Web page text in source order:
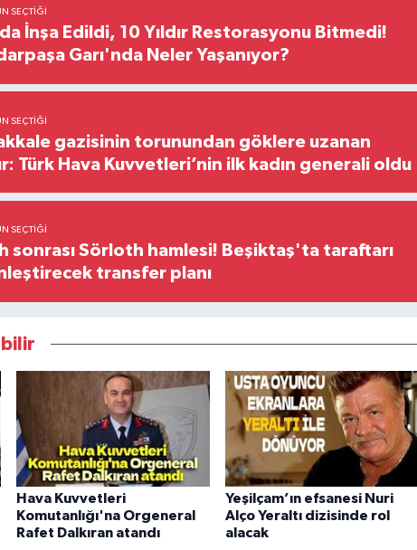
SEÇTIĞI
İnşa Edildi, 10 Yıldır Restorasyonu Bitmedi!
Garı'nda Neler Yaşanıyor?
SEÇTIĞI
gazisinin torunundan göklere uzanan
Türk Hava Kuvvetleri’nin ilk kadın generali oldu
SEÇTIĞI
sonrası Sörloth hamlesi! Beşiktaş'ta taraftarı
transfer planı
Hava Kuvvetleri
Komutanlığı'na Orgeneral
Rafet Dalkıran atandı
Yeşilçam’ın efsanesi Nuri
Alço Yeraltı dizisinde rol
alacak